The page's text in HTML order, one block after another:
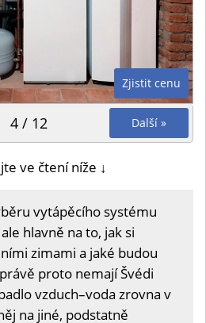
Zjistit cenu
Další »
4 / 12
ve čtení níže ↓
vytápěcího systému
hlavně na to, jak si
zimami a jaké budou
proto nemají Švédi
vzduch–voda zrovna v
na jiné, podstatně